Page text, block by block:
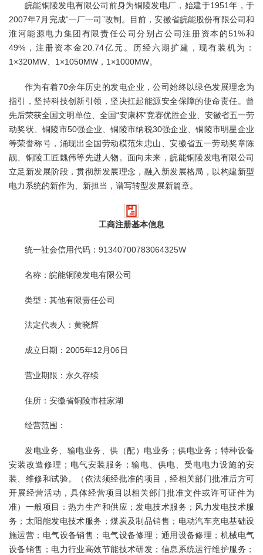
皖能铜陵发电有限公司前身为铜陵发电厂，始建于1951年，于
2007年7月完成“一厂一司”改制。目前，安徽省皖能股份有限公司和
淮河能源电力集团有限责任公司分别占公司注册资本的51%和
49%，注册资本金20.74亿元。历经六期扩建，现有装机为：
1×320MW、1×1050MW，1×1000MW。
作为有着70余年历史的发电企业，公司始终以绿色发展理念为
指引，坚持科技创新引领，坚决扛起能源安全保障的使命责任。曾
先后荣获全国文明单位、全国“安康杯”竞赛优胜企业、安徽省五一劳
动奖状、铜陵市50强企业、铜陵市纳税30强企业、铜陵市明星企业
等荣誉称号，涌现出全国劳动模范朱忠山、安徽省五一劳动奖章陈
靓、铜陵工匠魏伟等先进人物。面向未来，皖能铜陵发电有限公司
立足新发展阶段，贯彻新发展理念，融入新发展格局，以构建新型
电力系统的新作为、新担当，谱写转型发展新篇章。
工商注册基本信息
统一社会信用代码：91340700783064325W
名称：皖能铜陵发电有限公司
类型：其他有限责任公司
法定代表人：黄晓辉
成立日期：2005年12月06日
营业期限：永久存续
住所：安徽省铜陵市桂家湖
经营范围：
发电业务、输电业务、供（配）电业务；供电业务；特种设备
安装改造修理；电气安装服务；输电、供电、受电电力设施的安
装、维修和试验。（依法须经批准的项目，经相关部门批准后方可
开展经营活动，具体经营项目以相关部门批准文件或许可证件为
准）一般项目：热力生产和供应；发电技术服务；风力发电技术服
务；太阳能发电技术服务；煤炭及制品销售；电动汽车充电基础设
施运营；电气设备销售；电气设备修理；通用设备修理；机械电气
设备销售；电力行业高效节能技术研发；信息系统运行维护服务；